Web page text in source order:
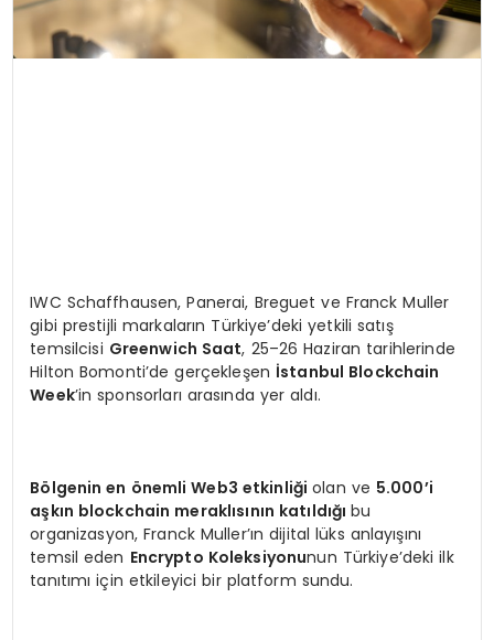
IWC Schaffhausen, Panerai, Breguet ve Franck Muller
gibi prestijli markaların Türkiye’deki yetkili satış
temsilcisi Greenwich Saat, 25–26 Haziran tarihlerinde
Hilton Bomonti’de gerçekleşen İstanbul Blockchain
Week’in sponsorları arasında yer aldı.
Bölgenin en önemli Web3 etkinliğiolan ve 5.000’i
aşkın blockchain meraklısının katıldığıbu
organizasyon, Franck Muller’ın dijital lüks anlayışını
temsil eden Encrypto Koleksiyonunun Türkiye’deki ilk
tanıtımı için etkileyici bir platform sundu.